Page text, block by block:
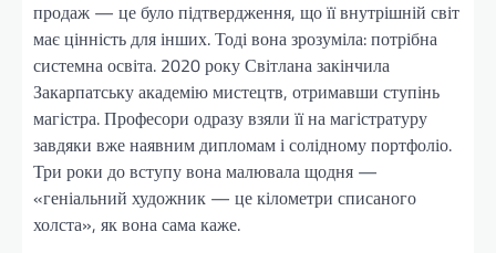
продаж — це було підтвердження, що її внутрішній світ
має цінність для інших. Тоді вона зрозуміла: потрібна
системна освіта. 2020 року Світлана закінчила
Закарпатську академію мистецтв, отримавши ступінь
магістра. Професори одразу взяли її на магістратуру
завдяки вже наявним дипломам і солідному портфоліо.
Три роки до вступу вона малювала щодня —
«геніальний художник — це кілометри списаного
холста», як вона сама каже.